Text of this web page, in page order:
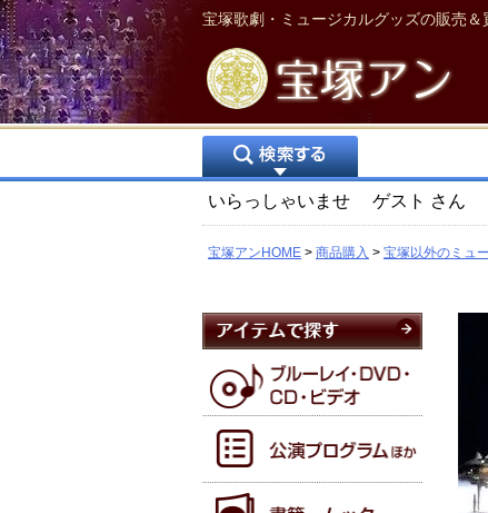
宝塚歌劇・ミュージカルグッズの販売＆
いらっしゃいませ ゲスト さん
宝塚アンHOME 商品購入 宝塚以外のミュ